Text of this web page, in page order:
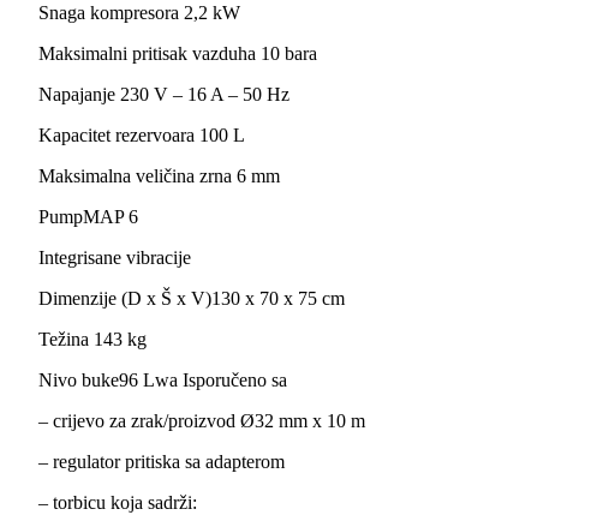
Snaga kompresora 2,2 kW
Maksimalni pritisak vazduha 10 bara
Napajanje 230 V – 16 A – 50 Hz
Kapacitet rezervoara 100 L
Maksimalna veličina zrna 6 mm
PumpMAP 6
Integrisane vibracije
Dimenzije (D x Š x V)130 x 70 x 75 cm
Težina 143 kg
Nivo buke96 Lwa Isporučeno sa
– crijevo za zrak/proizvod Ø32 mm x 10 m
– regulator pritiska sa adapterom
– torbicu koja sadrži: